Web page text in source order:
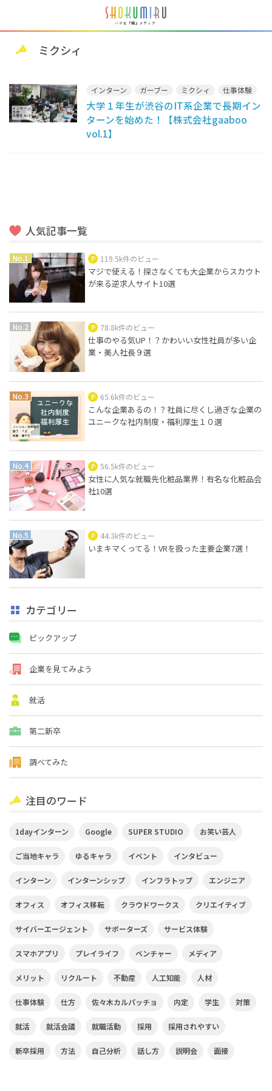
ミクシィ
インターン ガーブー ミクシィ 仕事体験
大学１年生が渋谷のIT系企業で長期イン
ターンを始めた！【株式会社gaaboo
vol.1】
人気記事一覧
119.5k件のビュー
マジで使える！探さなくても大企業からスカウト
が来る逆求人サイト10選
78.8k件のビュー
仕事のやる気UP！？かわいい女性社員が多い企
業・美人社長９選
65.6k件のビュー
こんな企業あるの！？社員に尽くし過ぎな企業の
ユニークな社内制度・福利厚生１０選
56.5k件のビュー
女性に人気な就職先化粧品業界！有名な化粧品会
社10選
44.3k件のビュー
いまキマくってる！VRを扱った主要企業7選！
カテゴリー
ピックアップ
企業を見てみよう
就活
第二新卒
調べてみた
注目のワード
1dayインターン Google SUPER STUDIO お笑い芸人
ご当地キャラ ゆるキャラ イベント インタビュー
インターン インターンシップ インフラトップ エンジニア
オフィス オフィス移転 クラウドワークス クリエイティブ
サイバーエージェント サポーターズ サービス体験
スマホアプリ プレイライフ ベンチャー メディア
メリット リクルート 不動産 人工知能 人材
仕事体験 仕方 佐々木カルパッチョ 内定 学生 対策
就活 就活会議 就職活動 採用 採用されやすい
新卒採用 方法 自己分析 話し方 説明会 面接